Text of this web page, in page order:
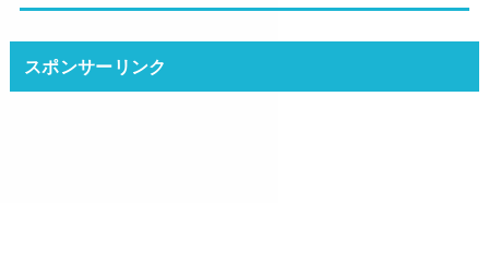
スポンサーリンク